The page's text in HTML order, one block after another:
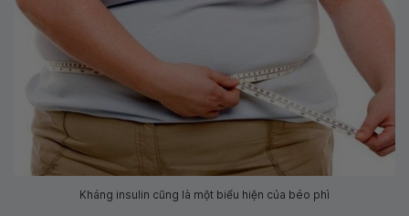
Kháng insulin cũng là một biểu hiện của béo phì